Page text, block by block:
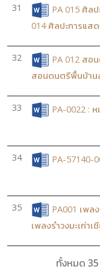
31
PA 015 ศิล
014 ศิลปะการแส
32
PA 012 สอ
สอนดนตรีพื้นบ้าน
33 PA-0022 :
34 PA-57140-
35
PA001 เพล
เพลงรำวงมะเก่าเ
ทั้งหมด 35